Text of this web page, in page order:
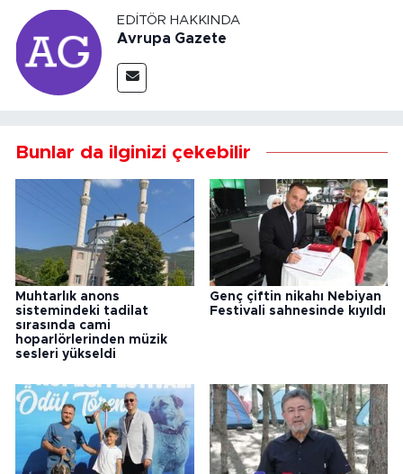
EDITÖR HAKKINDA
Avrupa Gazete
Bunlar da ilginizi çekebilir
Muhtarlık anons
sistemindeki tadilat
sırasında cami
hoparlörlerinden müzik
sesleri yükseldi
Genç çiftin nikahı Nebiyan
Festivali sahnesinde kıyıldı